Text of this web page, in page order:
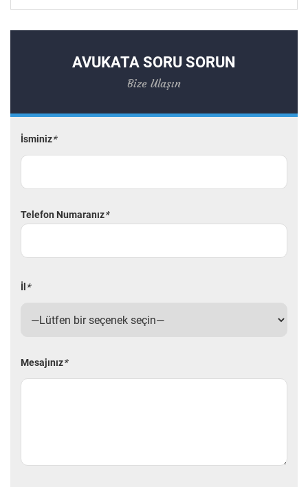
AVUKATA SORU SORUN
Bize Ulaşın
İsminiz*
Telefon Numaranız*
İl *
Mesajınız*